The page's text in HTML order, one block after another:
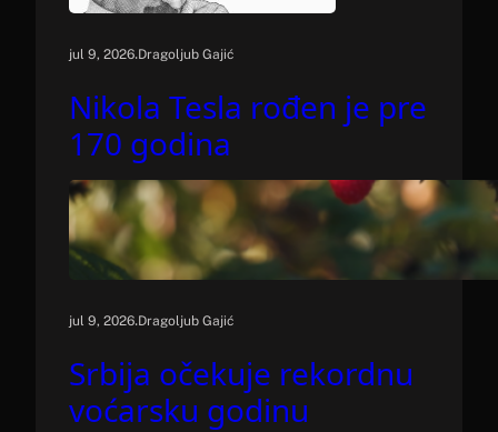
jul 9, 2026.Dragoljub Gajić
Nikola Tesla rođen je pre
170 godina
jul 9, 2026.Dragoljub Gajić
Srbija očekuje rekordnu
voćarsku godinu